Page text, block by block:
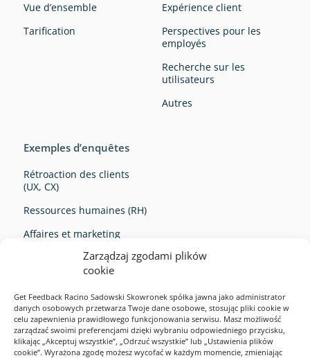
Zarządzaj zgodami plików
cookie
Get Feedback Racino Sadowski Skowronek spółka jawna jako administrator
danych osobowych przetwarza Twoje dane osobowe, stosując pliki cookie w
celu zapewnienia prawidłowego funkcjonowania serwisu. Masz możliwość
zarządzać swoimi preferencjami dzięki wybraniu odpowiedniego przycisku,
klikając „Akceptuj wszystkie”, „Odrzuć wszystkie” lub „Ustawienia plików
cookie”. Wyrażona zgodę możesz wycofać w każdym momencie, zmieniając
Vue d’ensemble
Tarification
Expérience client
Perspectives pour les
employés
Recherche sur les
utilisateurs
Autres
Exemples d’enquêtes
Rétroaction des clients
(UX, CX)
Ressources humaines (RH)
Affaires et marketing